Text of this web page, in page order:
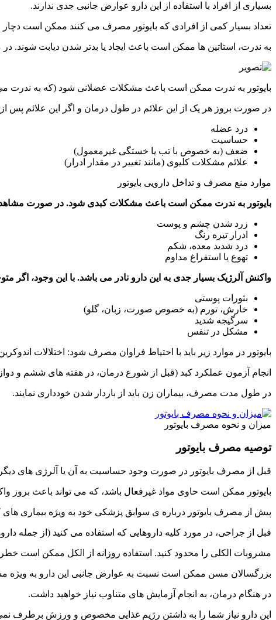
بسیاری از افراد با استفاده از این دارو عوارض جانبی جدی ندارند.
تعداد بسیار کمی از افرادی که بایوتور مصرف می کنند ممکن است
به ندرت، استاتین ها ممکن است باعث ایجاد یا بدتر شدن دیابت شوند.
بایوتور به ندرت ممکن است باعث مشکلات عضلانی شود (که به ندرت
در صورت بروز هر یک از این علائم در طول درمان و اگر این علائم پس
درد عضله
حساسیت
ضعف (به خصوص با تب یا خستگی غیرمعمول)
علائم مشکلات کلیوی (مانند تغییر در مقدار ادرار)
موارد منع مصرف و تداخل دارویی بایوتور
بایوتور به ندرت ممکن است باعث مشکلات کبدی شود. در صورت
زرد شدن چشم و پوست
ادرار تیره رنگ
درد شدید معده، شکم
تهوع یا استفراغ مداوم
واکنش آلرژیک بسیار جدی به این دارو نادر می باشد. با این وجود، اگر
بثورات پوستی
خارش، تورم (به خصوص صورت، زبان، گلو)
سرگیجه شدید
مشکل در تنفس
بایوتور در موارد زیر باید با احتیاط فراوان مصرف شود: اختلالات
انجام آزمون عملکرد کبد (قبل از شورع درمان، در هفته های ششم و دوازدهم درمان و سپس در
در طول مدت مصرف، بیماران زن باید از باردار شدن خودداری نمایند.
میزان و نحوه مصرف بایوتور
توصیه مصرف بایوتور
قبل از مصرف بایوتور در صورت وجود حساسیت به آن یا آلرژی های دیگر
بایوتور ممکن است حاوی مواد غیرفعال باشد، که می تواند باعث بروز
پیش از مصرف بایوتور درباره ی سوابق پزشکی خود به ویژه بیماری
قبل از جراحی، در مورد کلیه داروهایی که استفاده می کنید (از جمله
مشروبات الکلی را محدود کنید. استفاده روزانه از الکل ممکن است خطر
بزرگسالان مسن ممکن است نسبت به عوارض جانبی این دارو به ویژه
در هنگام درمان، به انجام آزمایش های متناوب نیاز خواهید داشت.
این دارو نیاز شما را به داشتن رژیم غذایی مخصوص و ورزش برطرف